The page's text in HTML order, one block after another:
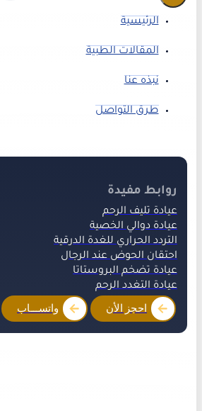
الرئيسية
المقالات الطبية
نبذه عنا
طرق التواصل
روابط مفيدة
عيادة تليف الرحم
عيادة دوالي الخصية
التردد الحراري للغدة الدرقية
احتقان الحوض عند الرجال
عيادة تضخم البروستاتا
عيادة التغدد الرحم
احجز الأن واتســـاب